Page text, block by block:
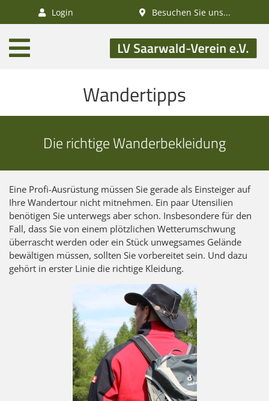
Login Besuchen Sie uns...
AKTUELLES
Veranstaltungen
SWV-News
GESUNDHEIT
Deutsches
Wanderabzeichen
NATUR
/
KULTUR
Heimatpflege
WANDERN
Unsere Wege im
Wandertipps
Die richtige Wanderbekleidung
Eine Profi-Ausrüstung müssen Sie gerade als Einsteiger auf
Ihre Wandertour nicht mitnehmen. Ein paar Utensilien
benötigen Sie unterwegs aber schon. Insbesondere für den
Fall, dass Sie von einem plötzlichen Wetterumschwung
überrascht werden oder ein Stück unwegsames Gelände
bewältigen müssen, sollten Sie vorbereitet sein. Und dazu
gehört in erster Linie die richtige Kleidung.